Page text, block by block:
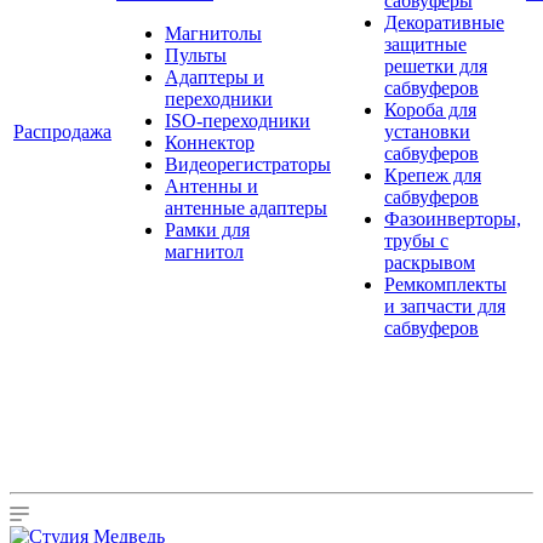
Распродажа
Магнитолы
Пульты
Адаптеры и
переходники
ISO-переходники
Коннектор
Видеорегистраторы
Антенны и
антенные адаптеры
Рамки для
магнитол
Декоративные
защитные
решетки для
сабвуферов
Короба для
установки
сабвуферов
Крепеж для
сабвуферов
Фазоинверторы,
трубы с
раскрывом
Ремкомплекты
и запчасти для
сабвуферов